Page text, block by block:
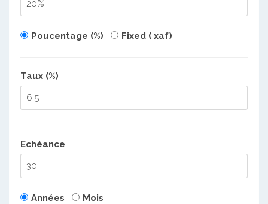
Poucentage (%) Fixed ( xaf)
Taux (%)
Echéance
Années Mois